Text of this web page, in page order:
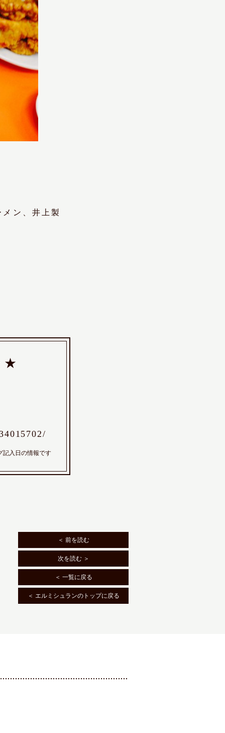
ン、井上製
記入日の情報です
＜ 前を読む
次を読む ＞
＜ 一覧に戻る
＜ エルミシュランのトップに戻る